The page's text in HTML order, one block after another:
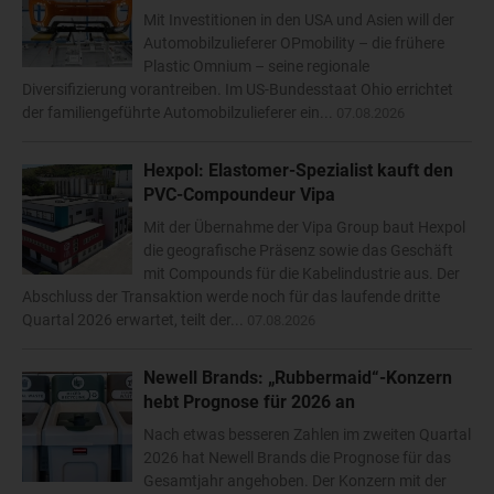
Mit Investitionen in den USA und Asien will der
Automobilzulieferer OPmobility – die frühere
Plastic Omnium – seine regionale
Diversifizierung vorantreiben. Im US-Bundesstaat Ohio errichtet
der familiengeführte Automobilzulieferer ein...
Hexpol: Elastomer-Spezialist kauft den
PVC-Compoundeur Vipa
Mit der Übernahme der Vipa Group baut Hexpol
die geografische Präsenz sowie das Geschäft
mit Compounds für die Kabelindustrie aus. Der
Abschluss der Transaktion werde noch für das laufende dritte
Quartal 2026 erwartet, teilt der...
Newell Brands: „Rubbermaid“-Konzern
hebt Prognose für 2026 an
Nach etwas besseren Zahlen im zweiten Quartal
2026 hat Newell Brands die Prognose für das
Gesamtjahr angehoben. Der Konzern mit der